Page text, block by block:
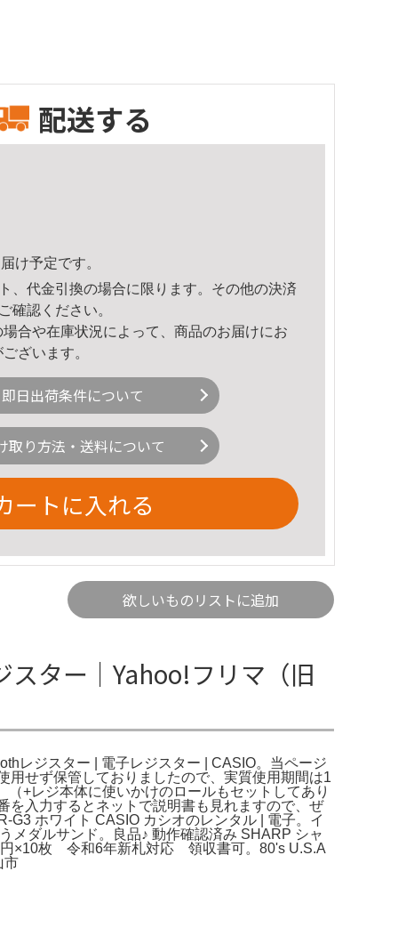
配送する
け予定です。
、代金引換の場合に限ります。その他の決済
確認ください。
合や在庫状況によって、商品のお届けにお
ざいます。
即日出荷条件について
取り方法・送料について
ートに入れる
欲しいものリストに追加
スター｜Yahoo!フリマ（旧
レジスター | 電子レジスター | CASIO。当ページ
せず保管しておりましたので、実質使用期間は1
+レジ本体に使いかけのロールもセットしてあり
を入力するとネットで説明書も見れますので、ぜ
G3 ホワイト CASIO カシオのレンタル | 電子。イ
ダルサンド。良品♪ 動作確認済み SHARP シャ
×10枚 令和6年新札対応 領収書可。80's U.S.A
市